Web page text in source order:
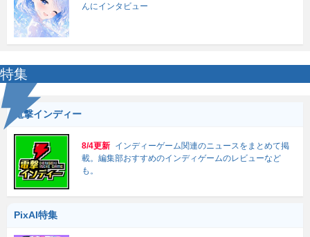
んにインタビュー
特集
電撃インディー
8/4更新 インディーゲーム関連のニュースをまとめて掲
載。編集部おすすめのインディゲームのレビューなど
も。
PixAI特集